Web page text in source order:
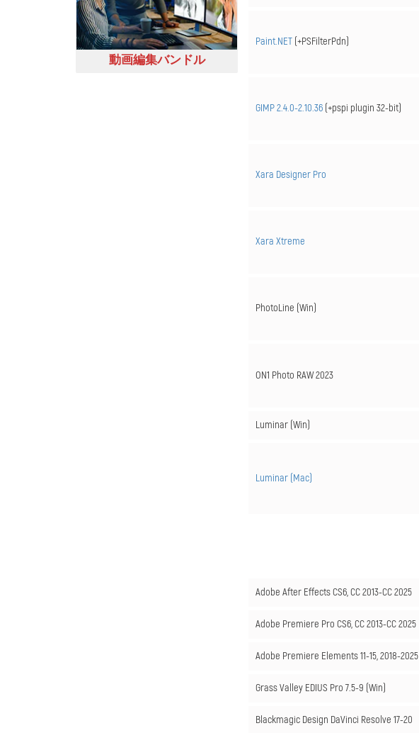
動画編集バンドル
Paint.NET (+PSFilterPdn)
GIMP 2.4.0-2.10.36 (+pspi plugin 32-bit)
Xara Designer Pro
Xara Xtreme
PhotoLine (Win)
ON1 Photo RAW 2023
Luminar (Win)
Luminar (Mac)
Adobe After Effects CS6, CC 2013-CC 2025
Adobe Premiere Pro CS6, CC 2013-CC 2025
Adobe Premiere Elements 11-15, 2018-2025
Grass Valley EDIUS Pro 7.5-9 (Win)
Blackmagic Design DaVinci Resolve 17-20